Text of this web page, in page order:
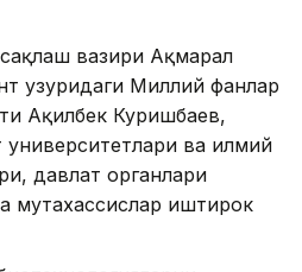
вазири Ақмарал
ҳузуридаги Миллий фанлар
Ақилбек Куришбаев,
университетлари ва илмий
давлат органлари
мутахассислар иштирок